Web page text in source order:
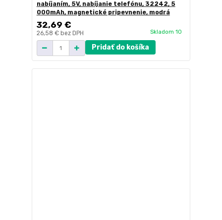
nabíjaním, 5V, nabíjanie telefónu, 32242, 5
000mAh, magnetické pripevnenie, modrá
32,69 €
26,58 € bez DPH Skladom 10
Pridať do košíka